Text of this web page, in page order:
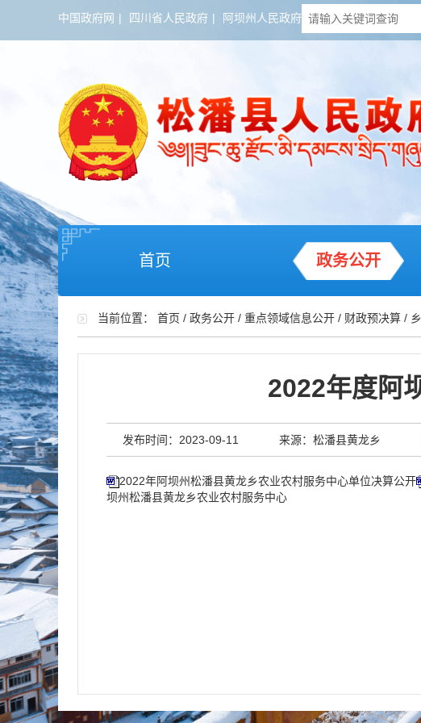
中国政府网 | 四川省人民政府 | 阿坝州人民政府
首页 政务公开
当前位置： 首页 / 政务公开 / 重点领域信息公开 / 财政预决算 /
2022年度阿
发布时间：2023-09-11 来源：松潘县黄龙乡
2022年阿坝州松潘县黄龙乡农业农村服务中心单位决算公开
坝州松潘县黄龙乡农业农村服务中心